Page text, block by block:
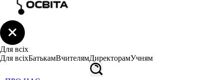
Для всіх
Для всіхБатькамВчителямДиректорамУчням